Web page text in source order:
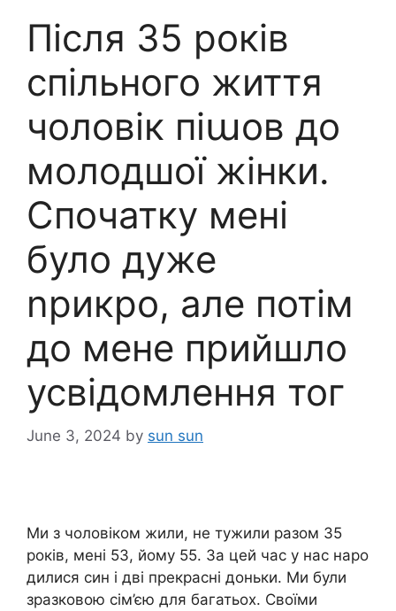
Після 35 років
спільного життя
чоловік піաов до
молодшої жінки.
Спочатку мені
було дyже
nрикро, але потім
до мене прийшло
усвідомлення тог
June 3, 2024 by sun sun
Ми з чоловіком жили, не тужили разом 35
років, мені 53, йому 55. За цей час у нас наро
дилися син і дві прекрасні доньки. Ми були
зразковою сім’єю для багатьох. Своїми